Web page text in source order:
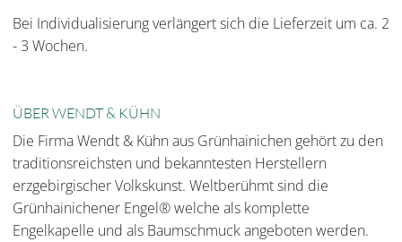
Bei Individualisierung verlängert sich die Lieferzeit um ca. 2
- 3 Wochen.
ÜBER WENDT & KÜHN
Die Firma Wendt & Kühn aus Grünhainichen gehört zu den
traditionsreichsten und bekanntesten Herstellern
erzgebirgischer Volkskunst. Weltberühmt sind die
Grünhainichener Engel® welche als komplette
Engelkapelle und als Baumschmuck angeboten werden.